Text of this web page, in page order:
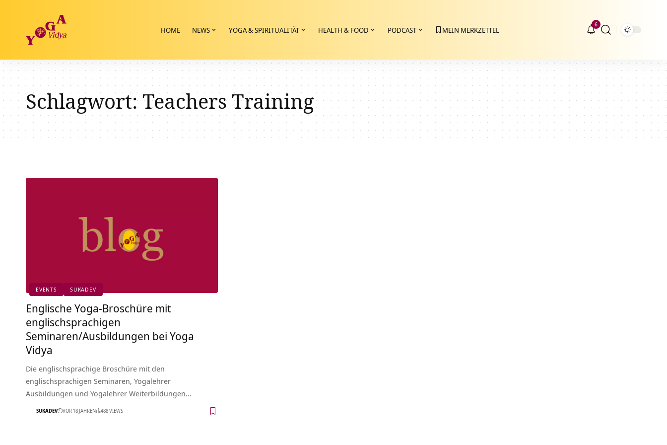
HOME NEWS YOGA & SPIRITUALITÄT HEALTH & FOOD PODCAST MEIN MERKZETTEL
6
Schlagwort:Teachers Training
EVENTS SUKADEV
Englische Yoga-Broschüre mit
englischsprachigen
Seminaren/Ausbildungen bei Yoga
Vidya
Die englischsprachige Broschüre mit den
englischsprachigen Seminaren, Yogalehrer
Ausbildungen und Yogalehrer Weiterbildungen…
SUKADEV VOR 18 JAHREN 488 VIEWS